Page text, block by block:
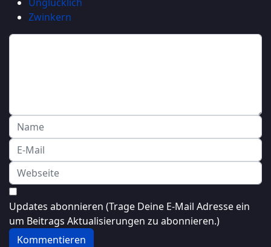
Zwinkern
Updates abonnieren (Trage Deine E-Mail Adresse ein
um Beitrags Aktualisierungen zu abonnieren.)
Kommentieren